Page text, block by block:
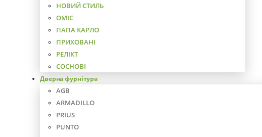
НОВИЙ СТИЛЬ
ОМІС
ПАПА КАРЛО
ПРИХОВАНІ
РЕЛІКТ
СОСНОВІ
Дверна фурнітура
AGB
ARMADILLO
PRIUS
PUNTO